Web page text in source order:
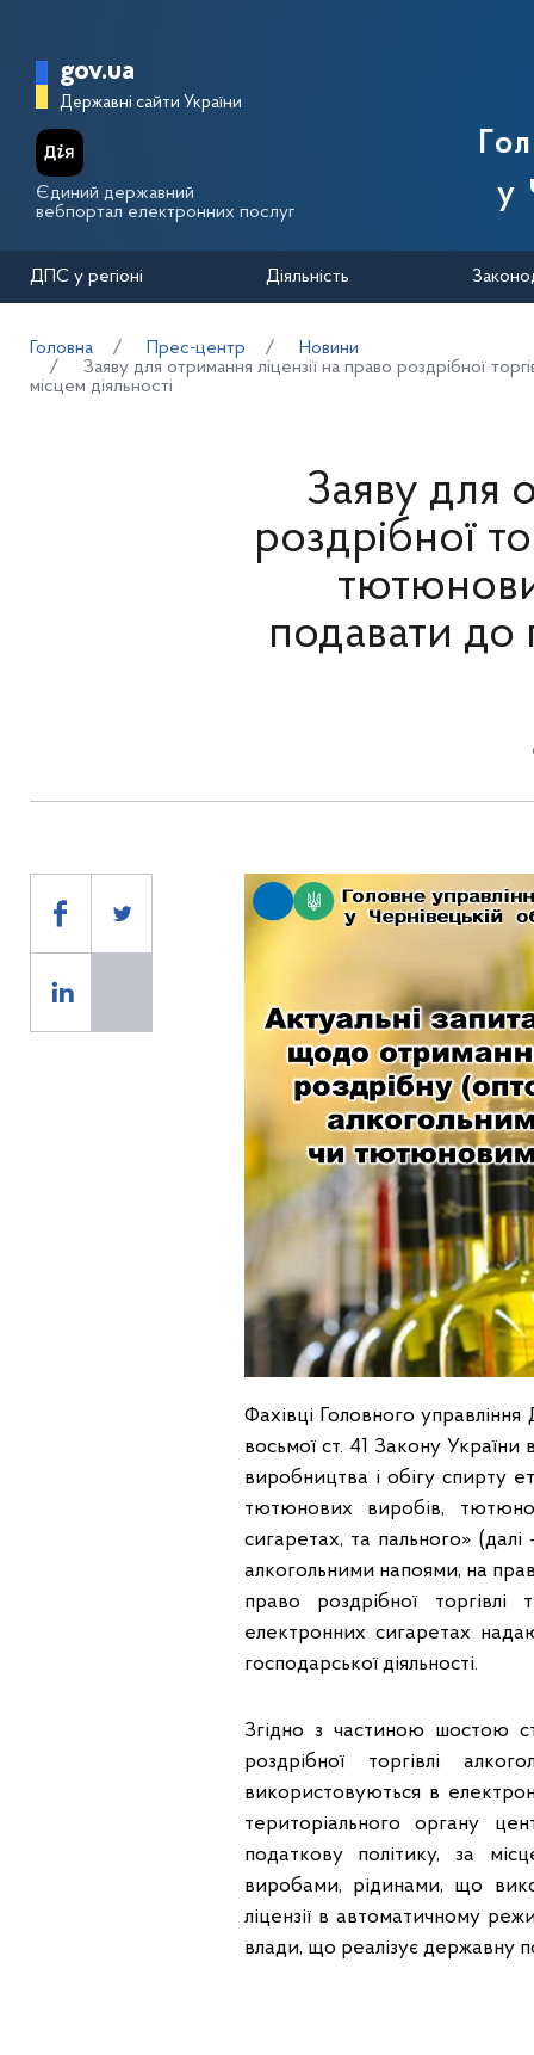
Головна сторінка Державної
gov.ua
Державні сайти України
Єдиний державний
вебпортал електронних послуг
у
ДПС у регіоні Діяльність
Головна Прес-центр
Новини
Заяву для отримання ліцензії на право роздрібної
місцем діяльності
Заяву для
роздрібної
подавати до
Фахівці Головного
восьмої ст. 41 Закону
виробництва і обігу спирту
тютюнових виробів,
сигаретах, та пального»
алкогольними напоями, на
право роздрібної
електронних сигаретах
господарської діяльності.
Згідно з частиною шостою
роздрібної торгівлі
використовуються в
територіального органу
податкову політику, за
виробами, рідинами, що
ліцензії в автоматичному
влади, що реалізує державну